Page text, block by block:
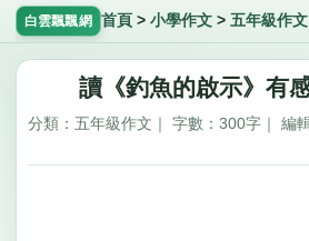
白雲飄飄網 首頁 > 小學作文> 五年級作文
讀《釣魚的啟示》有感
分類：五年級作文｜ 字數：300字｜ 編